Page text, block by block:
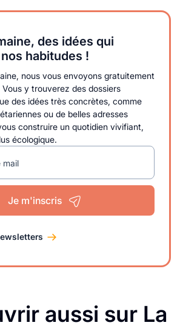
des idées qui
habitudes !
nous vous envoyons gratuitement
y trouverez des dossiers
des idées très concrètes, comme
ou de belles adresses
construire un quotidien vivifiant,
écologique.
mail
Je m'inscris
aussi sur La